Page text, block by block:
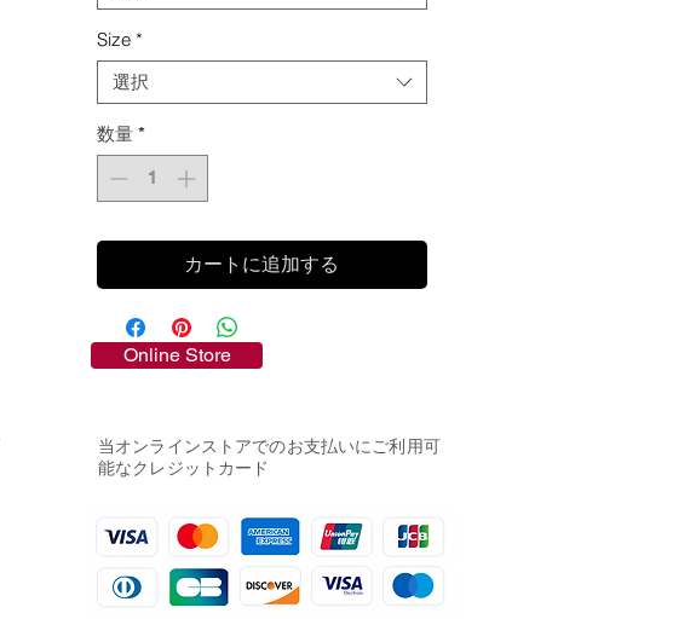
Size *
選択
数量 *
カートに追加する
Online Store
当オンラインストアでのお支払いにご利用可
能なクレジットカード